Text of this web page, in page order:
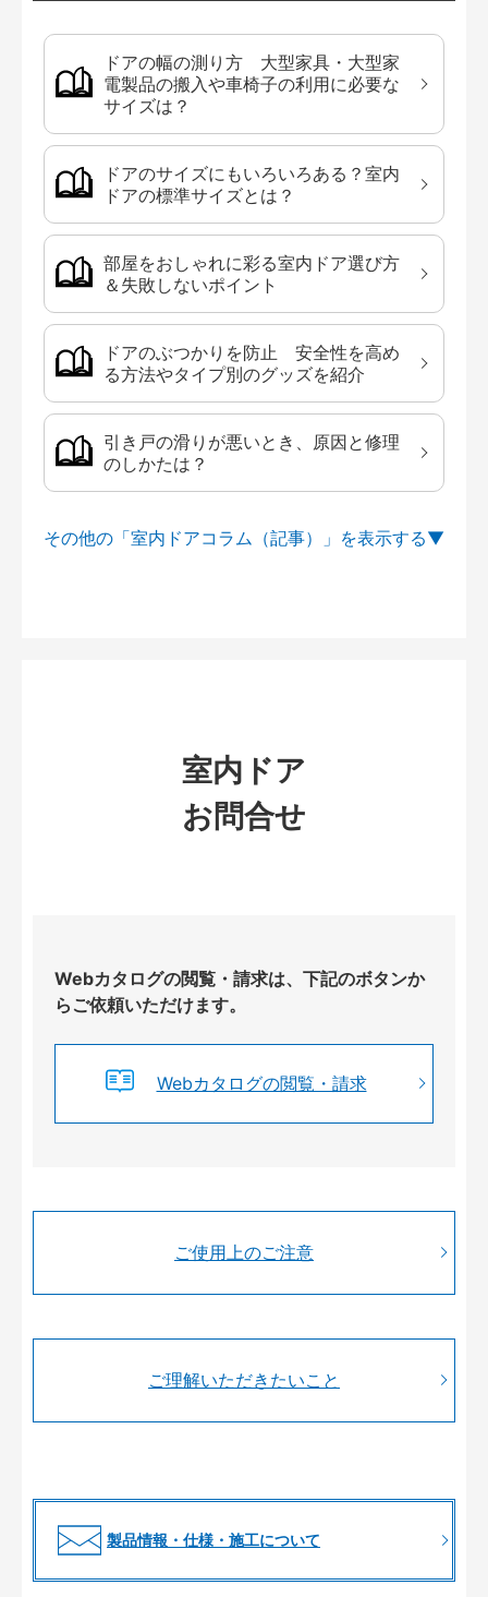
ドアの幅の測り方 大型家具・大型家
電製品の搬入や車椅子の利用に必要な
サイズは？
ドアのサイズにもいろいろある？室内
ドアの標準サイズとは？
部屋をおしゃれに彩る室内ドア選び方
＆失敗しないポイント
ドアのぶつかりを防止 安全性を高め
る方法やタイプ別のグッズを紹介
引き戸の滑りが悪いとき、原因と修理
のしかたは？
その他の「室内ドアコラム（記事）」を
室内ドア
お問合せ
Webカタログの閲覧・請求は、下記のボタンか
らご依頼いただけます。
Webカタログの閲覧・請求
ご使用上のご注意
ご理解いただきたいこと
製品情報・仕様・施工について